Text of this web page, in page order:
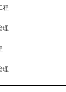
程
理
理